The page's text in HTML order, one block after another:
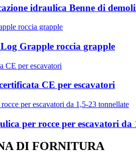
idraulica Benne di
Grapple roccia grapple
CE per escavatori
per rocce per escavatori da
DI FORNITURA